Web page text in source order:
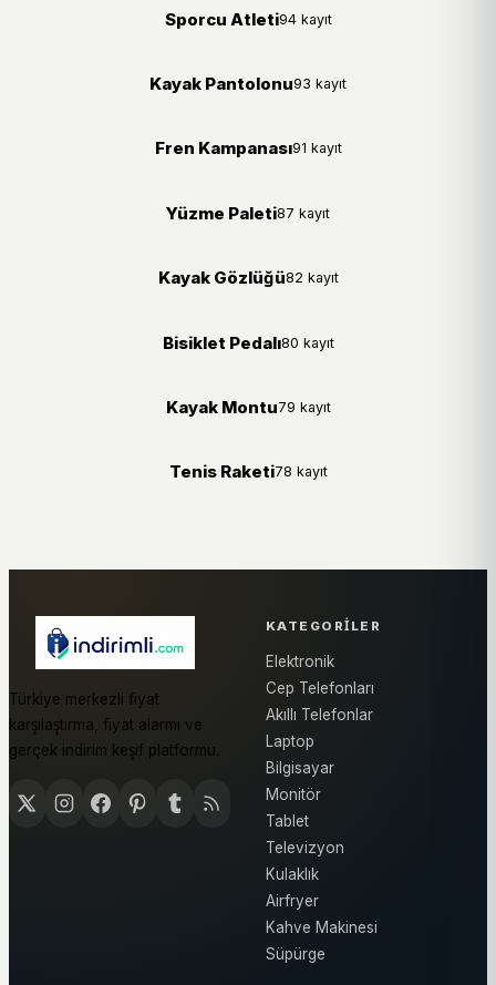
Sporcu Atleti94 kayıt
Kayak Pantolonu93 kayıt
Fren Kampanası91 kayıt
Yüzme Paleti87 kayıt
Kayak Gözlüğü82 kayıt
Bisiklet Pedalı80 kayıt
Kayak Montu79 kayıt
Tenis Raketi78 kayıt
Türkiye merkezli fiyat
karşılaştırma, fiyat alarmı ve
gerçek indirim keşif platformu.
KATEGORILER
Elektronik
Cep Telefonları
Akıllı Telefonlar
Laptop
Bilgisayar
Monitör
Tablet
Televizyon
Kulaklık
Airfryer
Kahve Makinesi
Süpürge